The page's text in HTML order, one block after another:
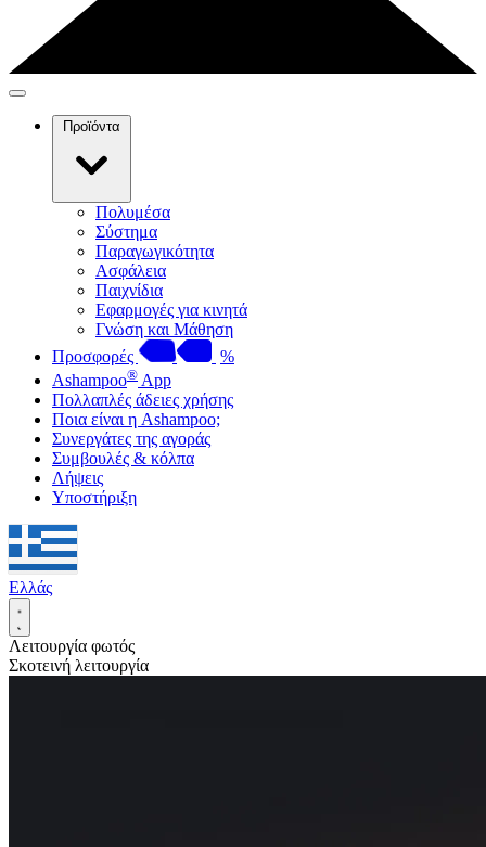
Προϊόντα
Πολυμέσα
Σύστημα
Παραγωγικότητα
Ασφάλεια
Παιχνίδια
Εφαρμογές για κινητά
Γνώση και Μάθηση
Προσφορές
%
Ashampoo® App
Πολλαπλές άδειες χρήσης
Ποια είναι η Ashampoo;
Συνεργάτες της αγοράς
Συμβουλές & κόλπα
Λήψεις
Υποστήριξη
Ελλάς
Λειτουργία φωτός
Σκοτεινή λειτουργία